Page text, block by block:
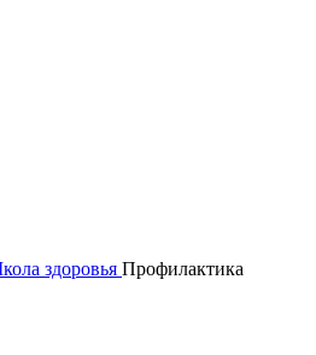
здоровья Профилактика